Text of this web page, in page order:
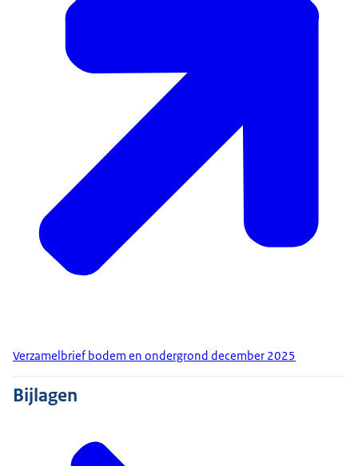
Verzamelbrief bodem en ondergrond december 2025
Bijlagen